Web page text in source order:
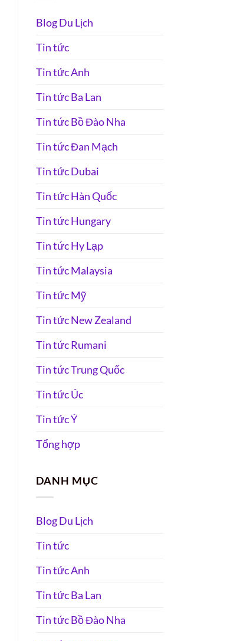
Blog Du Lịch
Tin tức
Tin tức Anh
Tin tức Ba Lan
Tin tức Bồ Đào Nha
Tin tức Đan Mạch
Tin tức Dubai
Tin tức Hàn Quốc
Tin tức Hungary
Tin tức Hy Lạp
Tin tức Malaysia
Tin tức Mỹ
Tin tức New Zealand
Tin tức Rumani
Tin tức Trung Quốc
Tin tức Úc
Tin tức Ý
Tổng hợp
DANH MỤC
Blog Du Lịch
Tin tức
Tin tức Anh
Tin tức Ba Lan
Tin tức Bồ Đào Nha